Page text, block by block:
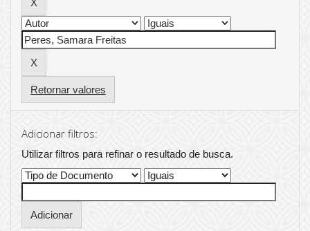
Retornar valores
Adicionar filtros:
Utilizar filtros para refinar o resultado de busca.